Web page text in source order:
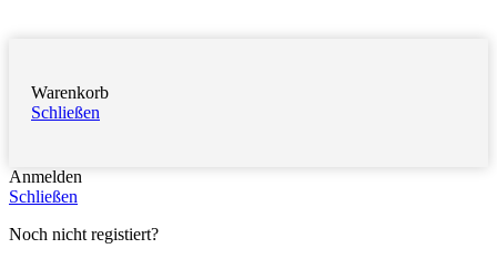
Warenkorb
Schließen
Anmelden
Schließen
Noch nicht registiert?